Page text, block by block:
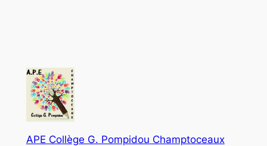
APE Collège G. Pompidou Champtoceaux